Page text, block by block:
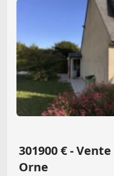
301900 € -
Orne